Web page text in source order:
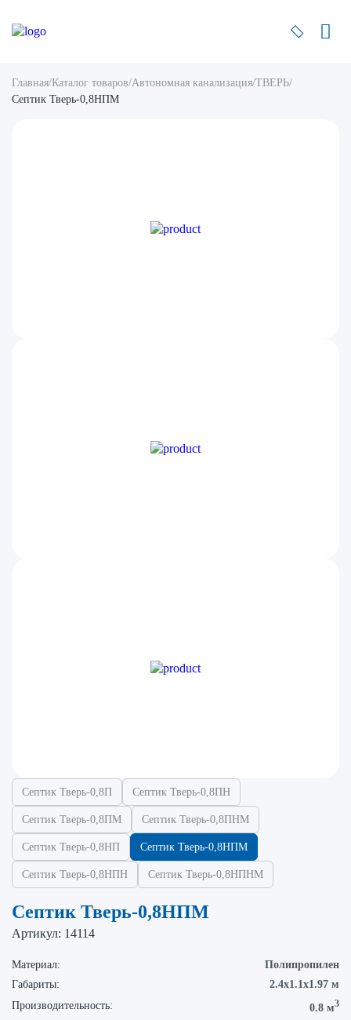
Главная/Каталог товаров/Автономная канализация/ТВЕРЬ/
Септик Тверь-0,8НПМ
Септик Тверь-0,8П Септик Тверь-0,8ПН
Септик Тверь-0,8ПМ Септик Тверь-0,8ПНМ
Септик Тверь-0,8НП Септик Тверь-0,8НПМ
Септик Тверь-0,8НПН Септик Тверь-0,8НПНМ
Септик Тверь-0,8НПМ
Артикул: 14114
Материал:
Полипропилен
Габариты:
2.4х1.1х1.97 м
Производительность:
0.8 м3